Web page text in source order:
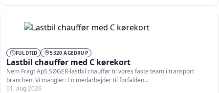
FULDTID 5320 AGEDRUP
Lastbil chauffør med C kørekort
Nem Fragt ApS SØGER-lastbil chauffør til vores faste team i transport
branchen. Vi mangler: En medarbejder til forfalden…
01. aug 2026